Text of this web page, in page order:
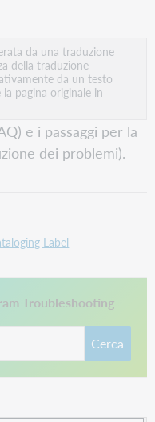
da una traduzione
della traduzione
da un testo
pagina originale in
e i passaggi per la
dei problemi).
Label
Troubleshooting
Cerca
scheda.